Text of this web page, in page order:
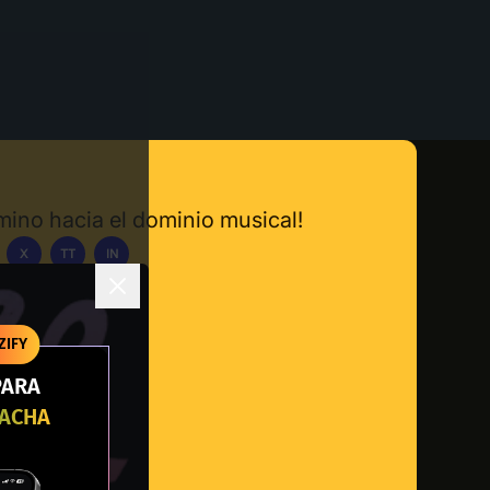
hacia el dominio musical!
X TT IN
la App